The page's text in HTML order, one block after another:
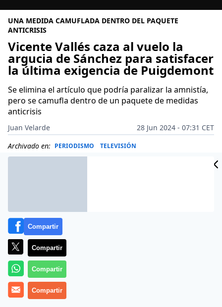
UNA MEDIDA CAMUFLADA DENTRO DEL PAQUETE
ANTICRISIS
Vicente Vallés caza al vuelo la
argucia de Sánchez para satisfacer
la última exigencia de Puigdemont
Se elimina el artículo que podría paralizar la amnistía,
pero se camufla dentro de un paquete de medidas
anticrisis
Juan Velarde
28 Jun 2024 - 07:31 CET
Archivado en: PERIODISMO TELEVISIÓN
Compartir
Compartir
Compartir
Compartir